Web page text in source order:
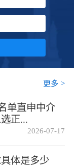
更多 >
单直申中介
正...
2026-07-17
体是多少